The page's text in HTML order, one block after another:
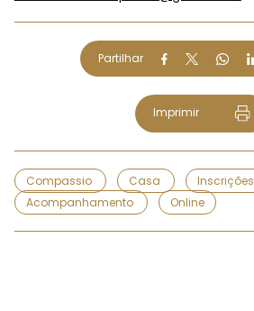
Partilhar
Imprimir
Compassio Casa
Inscrições
Acompanhamento
Online